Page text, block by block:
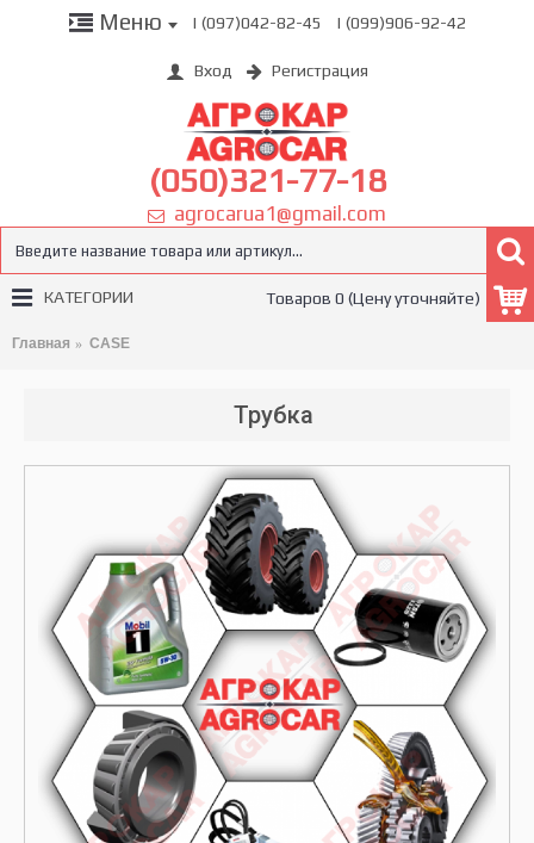
Меню | (097)042-82-45 | (099)906-92-42
Вход Регистрация
(050)321-77-18
agrocarua1@gmail.com
Товаров 0 (Цену уточняйте)
КАТЕГОРИИ
Главная CASE
Трубка